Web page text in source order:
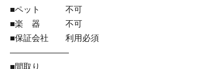
■ペット 不可
■楽 器 不可
■保証会社 利用必須
―――――――
■間取り